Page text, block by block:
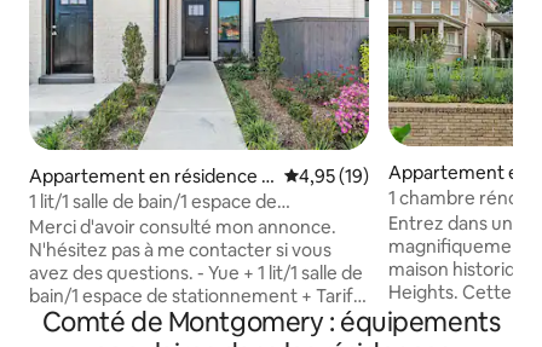
Appartement en résidence ⋅
Gaithersburg
Évaluation moyenne sur la
4,95 (19)
1 lit/1 salle de bain/1 espace de
stationnement | Chiens acceptés
Merci d'avoir consulté mon annonce.
N'hésitez pas à me contacter si vous
avez des questions. - Yue + 1 lit/1 salle de
bain/1 espace de stationnement + Tarif
pour les locations de plus de 30 jours +
Heures d'arrivée/de départ flexibles
Appartement en
Washington
1 chambre
privé
Entrez dans un
magnifiquement
maison
Heights. Cette
accès facile à la
à quelques pas,
Comté de Montgomery : équipements